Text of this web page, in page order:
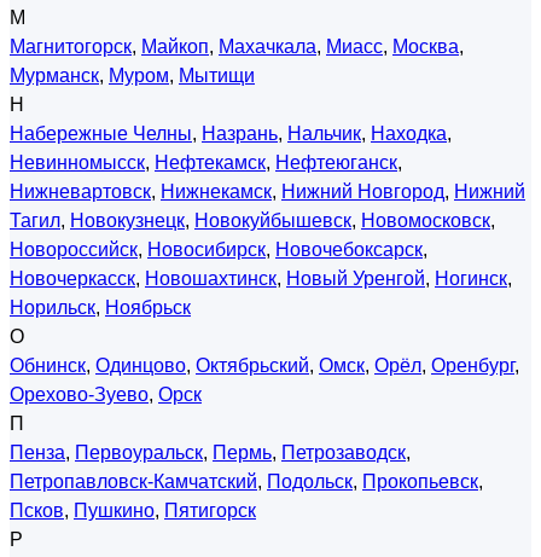
М
Магнитогорск, Майкоп, Махачкала, Миасс, Москва,
Мурманск, Муром, Мытищи
Н
Набережные Челны, Назрань, Нальчик, Находка,
Невинномысск, Нефтекамск, Нефтеюганск,
Нижневартовск, Нижнекамск, Нижний Новгород, Нижний
Тагил, Новокузнецк, Новокуйбышевск, Новомосковск,
Новороссийск, Новосибирск, Новочебоксарск,
Новочеркасск, Новошахтинск, Новый Уренгой, Ногинск,
Норильск, Ноябрьск
О
Обнинск, Одинцово, Октябрьский, Омск, Орёл, Оренбург,
Орехово-Зуево, Орск
П
Пенза, Первоуральск, Пермь, Петрозаводск,
Петропавловск-Камчатский, Подольск, Прокопьевск,
Псков, Пушкино, Пятигорск
Р